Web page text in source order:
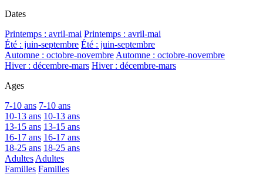
Dates
Printemps : avril-mai Printemps : avril-mai
Été : juin-septembre Été : juin-septembre
Automne : octobre-novembreAutomne : octobre-novembre
Hiver : décembre-mars Hiver : décembre-mars
Ages
7-10 ans 7-10 ans
10-13 ans 10-13 ans
13-15 ans 13-15 ans
16-17 ans 16-17 ans
18-25 ans 18-25 ans
AdultesAdultes
Familles Familles